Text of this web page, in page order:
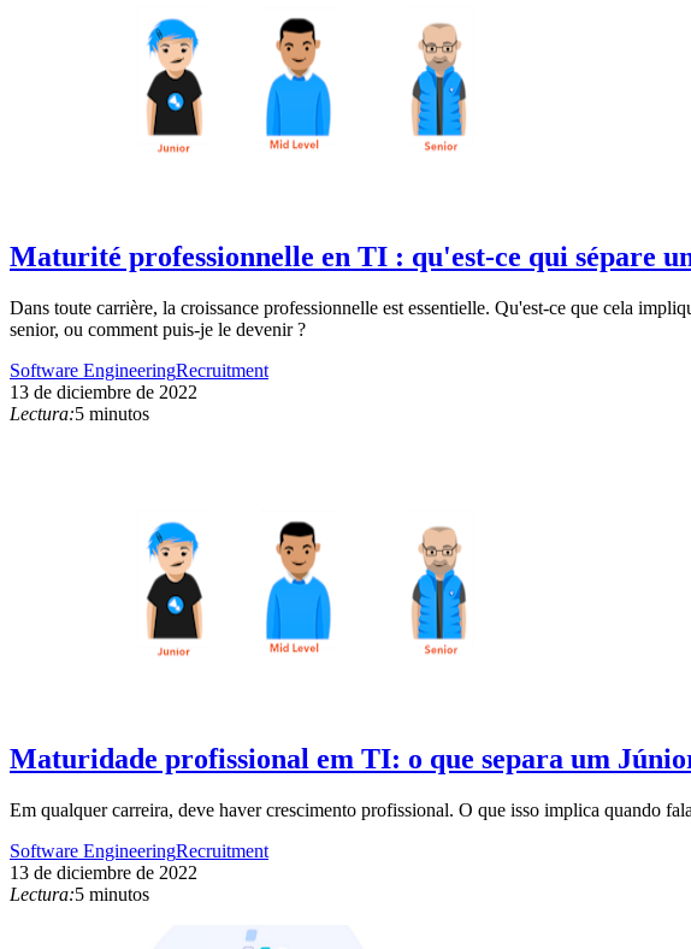
Maturité professionnelle en TI : qu'est-ce qui sépare
Dans toute carrière, la croissance professionnelle est essentielle. Qu'est-ce que cela
senior, ou comment puis-je le devenir ?
Software EngineeringRecruitment
13 de diciembre de 2022
Lectura:5 minutos
Maturidade profissional em TI: o que separa um
Em qualquer carreira, deve haver crescimento profissional. O que isso implica quando
Software EngineeringRecruitment
13 de diciembre de 2022
Lectura:5 minutos